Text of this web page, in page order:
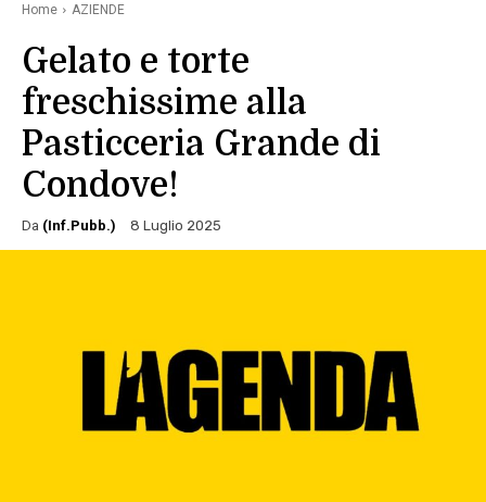
Home AZIENDE
Gelato e torte
freschissime alla
Pasticceria Grande di
Condove!
Da (Inf.Pubb.) 8 Luglio 2025